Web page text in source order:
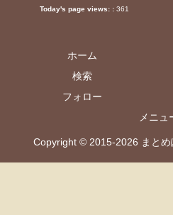
Today's page views: : 361
ホーム
検索
フォロー
メニュ
Copyright © 2015-2026 まとめ